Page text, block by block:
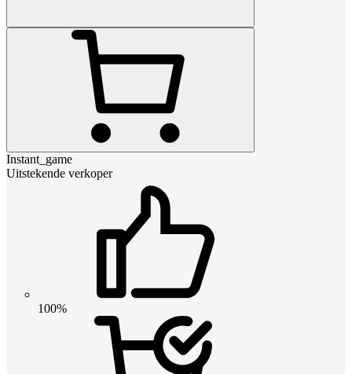
Instant_game
Uitstekende verkoper
100%